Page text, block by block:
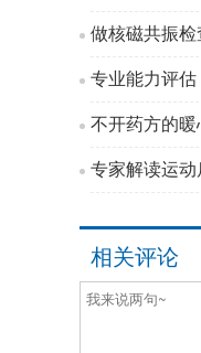
做核磁共振
专业能力评
不开药方的暖
专家解读运
相关评论